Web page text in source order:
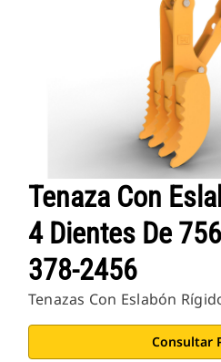
Tenaza Con
4 Dientes De
378-2456
Tenazas Con Eslabón
Consultar